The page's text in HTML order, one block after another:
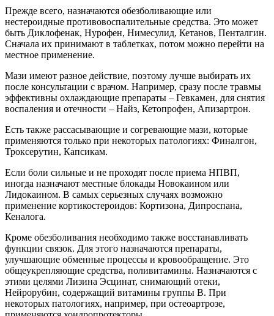
Прежде всего, назначаются обезболивающие или
нестероидные противовоспалительные средства. Это может
быть Диклофенак, Нурофен, Нимесулид, Кетанов, Пенталгин.
Сначала их принимают в таблетках, потом можно перейти на
местное применение.
Мази имеют разное действие, поэтому лучше выбирать их
после консультации с врачом. Например, сразу после травмы
эффективны охлаждающие препараты – Гевкамен, для снятия
воспаления и отечности – Найз, Кетопрофен, Апизартрон.
Есть также рассасывающие и согревающие мази, которые
применяются только при некоторых патологиях: Финалгон,
Троксерутин, Капсикам.
Если боли сильные и не проходят после приема НПВП,
иногда назначают местные блокады Новокаином или
Лидокаином. В самых серьезных случаях возможно
применение кортикостероидов: Кортизона, Дипроспана,
Кеналога.
Кроме обезболивания необходимо также восстанавливать
функции связок. Для этого назначаются препараты,
улучшающие обменные процессы и кровообращение. Это
общеукрепляющие средства, поливитамины. Назначаются с
этими целями Лизина Эсцинат, снимающий отеки,
Нейрорубин, содержащий витамины группы В. При
некоторых патологиях, например, при остеоартрозе,